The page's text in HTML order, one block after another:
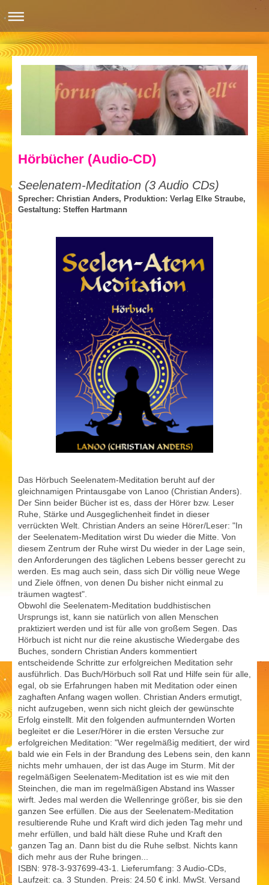
Hörbücher (Audio-CD)
Seelenatem-Meditation (3 Audio CDs)
Sprecher: Christian Anders, Produktion: Verlag Elke Straube,
Gestaltung: Steffen Hartmann
Das Hörbuch Seelenatem-Meditation beruht auf der
gleichnamigen Printausgabe von Lanoo (Christian Anders).
Der Sinn beider Bücher ist es, dass der Hörer bzw. Leser
Ruhe, Stärke und Ausgeglichenheit findet in dieser
verrückten Welt. Christian Anders an seine Hörer/Leser: "In
der Seelenatem-Meditation wirst Du wieder die Mitte. Von
diesem Zentrum der Ruhe wirst Du wieder in der Lage sein,
den Anforderungen des täglichen Lebens besser gerecht zu
werden. Es mag auch sein, dass sich Dir völlig neue Wege
und Ziele öffnen, von denen Du bisher nicht einmal zu
träumen wagtest".
Obwohl die Seelenatem-Meditation buddhistischen
Ursprungs ist, kann sie natürlich von allen Menschen
praktiziert werden und ist für alle von großem Segen. Das
Hörbuch ist nicht nur die reine akustische Wiedergabe des
Buches, sondern Christian Anders kommentiert
entscheidende Schritte zur erfolgreichen Meditation sehr
ausführlich. Das Buch/Hörbuch soll Rat und Hilfe sein für alle,
egal, ob sie Erfahrungen haben mit Meditation oder einen
zaghaften Anfang wagen wollen. Christian Anders ermutigt,
nicht aufzugeben, wenn sich nicht gleich der gewünschte
Erfolg einstellt. Mit den folgenden aufmunternden Worten
begleitet er die Leser/Hörer in die ersten Versuche zur
erfolgreichen Meditation: "Wer regelmäßig meditiert, der wird
bald wie ein Fels in der Brandung des Lebens sein, den kann
nichts mehr umhauen, der ist das Auge im Sturm. Mit der
regelmäßigen Seelenatem-Meditation ist es wie mit den
Steinchen, die man im regelmäßigen Abstand ins Wasser
wirft. Jedes mal werden die Wellenringe größer, bis sie den
ganzen See erfüllen. Die aus der Seelenatem-Meditation
resultierende Ruhe und Kraft wird dich jeden Tag mehr und
mehr erfüllen, und bald hält diese Ruhe und Kraft den
ganzen Tag an. Dann bist du die Ruhe selbst. Nichts kann
dich mehr aus der Ruhe bringen...
ISBN: 978-3-937699-43-1. Lieferumfang: 3 Audio-CDs,
Laufzeit: ca. 3 Stunden. Preis: 24.50 € inkl. MwSt. Versand